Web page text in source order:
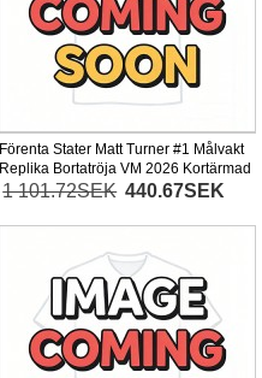
Förenta Stater Matt Turner #1 Målvakt
Replika Bortatröja VM 2026 Kortärmad
1 101.72SEK 440.67SEK